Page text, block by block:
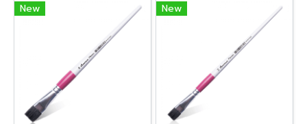
New New